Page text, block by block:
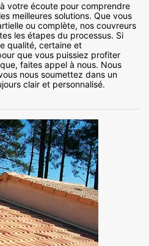
votre écoute pour comprendre
meilleures solutions. Que vous
ou complète, nos couvreurs
les étapes du processus. Si
qualité, certaine et
que vous puissiez profiter
faites appel à nous. Nous
nous soumettez dans un
clair et personnalisé.